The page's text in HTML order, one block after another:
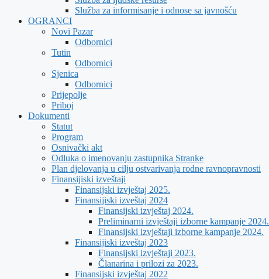
Služba za informisanje i odnose sa javnošću
OGRANCI
Novi Pazar
Odbornici
Tutin
Odbornici
Sjenica
Odbornici
Prijepolje
Priboj
Dokumenti
Statut
Program
Osnivački akt
Odluka o imenovanju zastupnika Stranke
Plan djelovanja u cilju ostvarivanja rodne ravnopravnosti
Finansijiski izveštaji
Finansijski izvještaj 2025.
Finansijiski izveštaj 2024
Finansijski izvještaj 2024.
Preliminarni izvještaji izborne kampanje 2024.
Finansijski izvještaji izborne kampanje 2024.
Finansijiski izveštaj 2023
Finansijski izvještaji 2023.
Članarina i prilozi za 2023.
Finansijski izvještaj 2022